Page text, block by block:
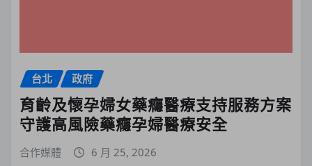
台北 政府
育齡及懷孕婦女藥癮醫療支持服務方案
守護高風險藥癮孕婦醫療安全
合作媒體 6 月 25, 2026